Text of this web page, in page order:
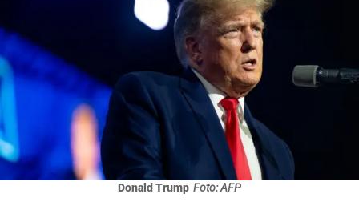
Donald Trump Foto: AFP